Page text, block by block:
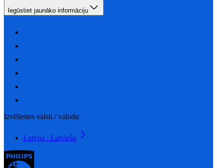
Iegūstiet jaunāko informāciju
Izvēlieties valsti / valodu
Latvija / Latviešu